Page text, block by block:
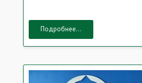
Подробнее...